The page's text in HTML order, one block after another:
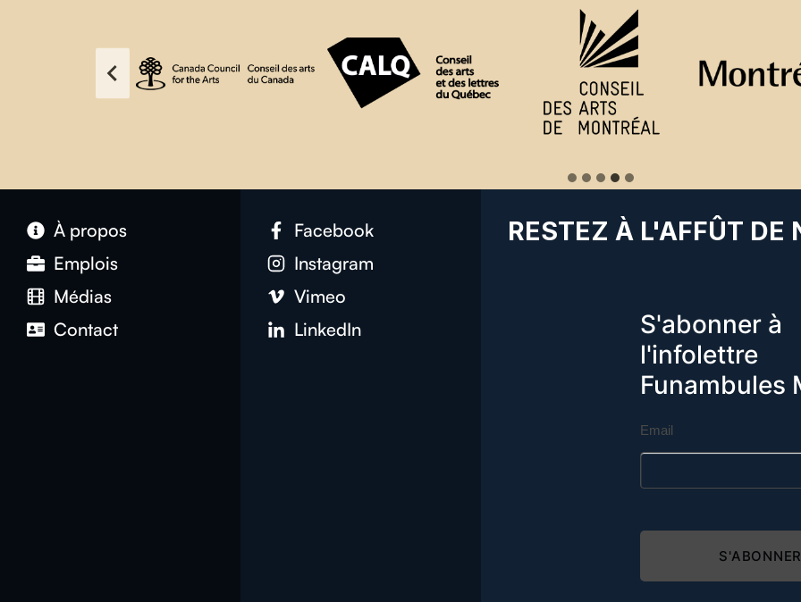
À propos
Emplois
Médias
Contact
Facebook
Instagram
Vimeo
LinkedIn
RESTEZ À L'AFFÛT DE
S'abonner à
l'infolettre
Funambules
Email
S'ABONNER